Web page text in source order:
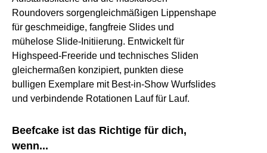
Roundovers sorgengleichmäßigen Lippenshape
für geschmeidige, fangfreie Slides und
mühelose Slide-Initiierung. Entwickelt für
Highspeed-Freeride und technisches Sliden
gleichermaßen konzipiert, punkten diese
bulligen Exemplare mit Best-in-Show Wurfslides
und verbindende Rotationen Lauf für Lauf.
Beefcake ist das Richtige für dich,
wenn...